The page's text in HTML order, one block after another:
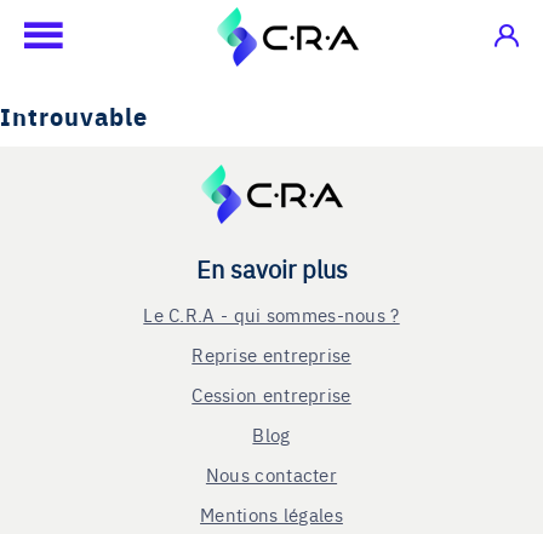
Introuvable
En savoir plus
Le C.R.A - qui sommes-nous ?
Reprise entreprise
Cession entreprise
Blog
Nous contacter
Mentions légales